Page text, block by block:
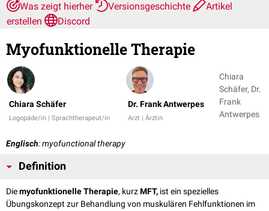
Was zeigt hierher
Versionsgeschichte
Artikel
erstellen
Discord
Myofunktionelle Therapie
Chiara Schäfer
Logopäde/in | Sprachtherapeut/in
Dr. Frank Antwerpes
Arzt | Ärztin
Chiara
Schäfer, Dr.
Frank
Antwerpes
Englisch: myofunctional therapy
Definition
Diemyofunktionelle Therapie, kurzMFT, ist ein spezielles
Übungskonzept zur Behandlung von muskulären Fehlfunktionen im